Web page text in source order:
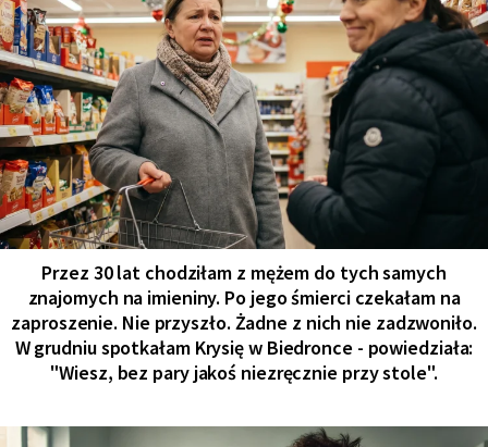
Przez 30 lat chodziłam z mężem do tych samych
znajomych na imieniny. Po jego śmierci czekałam na
zaproszenie. Nie przyszło. Żadne z nich nie zadzwoniło.
W grudniu spotkałam Krysię w Biedronce - powiedziała:
"Wiesz, bez pary jakoś niezręcznie przy stole".